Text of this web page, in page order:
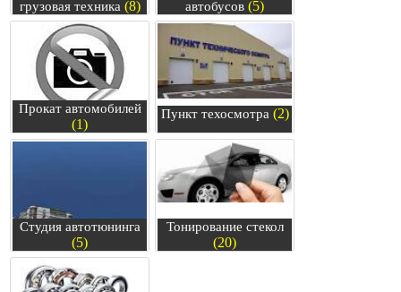
грузовая техника (8)
автобусов (5)
Прокат автомобилей
(1)
Пункт техосмотра (2)
Студия автотюнинга
(5)
Тонирование стекол
(20)